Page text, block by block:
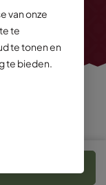
van onze
te
te tonen en
te bieden.